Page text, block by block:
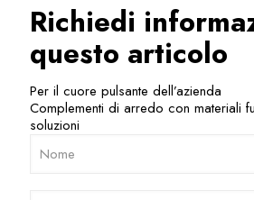
Richiedi
questo articolo
Per il cuore pulsante dell’azienda
Complementi di arredo con materiali
soluzioni